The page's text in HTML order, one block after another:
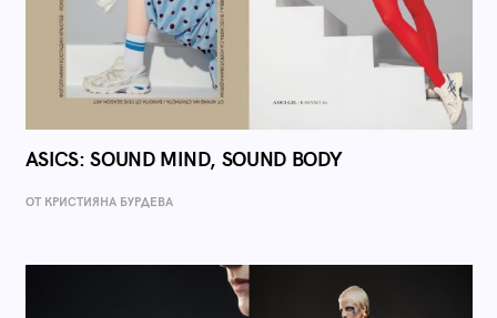
ASICS: SOUND MIND, SOUND BODY
ОТ КРИСТИЯНА БУРДЕВА